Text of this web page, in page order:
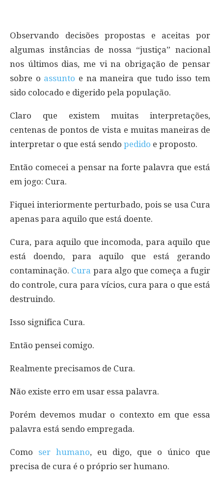
Observando decisões propostas e aceitas por
algumas instâncias de nossa “justiça” nacional
nos últimos dias, me vi na obrigação de pensar
sobre o assunto e na maneira que tudo isso tem
sido colocado e digerido pela população.
Claro que existem muitas interpretações,
centenas de pontos de vista e muitas maneiras de
interpretar o que está sendo pedido e proposto.
Então comecei a pensar na forte palavra que está
em jogo: Cura.
Fiquei interiormente perturbado, pois se usa Cura
apenas para aquilo que está doente.
Cura, para aquilo que incomoda, para aquilo que
está doendo, para aquilo que está gerando
contaminação. Cura para algo que começa a fugir
do controle, cura para vícios, cura para o que está
destruindo.
Isso significa Cura.
Então pensei comigo.
Realmente precisamos de Cura.
Não existe erro em usar essa palavra.
Porém devemos mudar o contexto em que essa
palavra está sendo empregada.
Como ser humano, eu digo, que o único que
precisa de cura é o próprio ser humano.